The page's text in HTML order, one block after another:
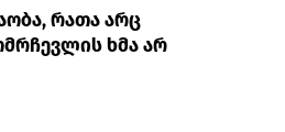
რათა არც
ხმა არ